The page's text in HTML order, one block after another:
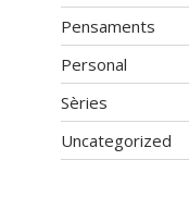
Pensaments
Personal
Sèries
Uncategorized